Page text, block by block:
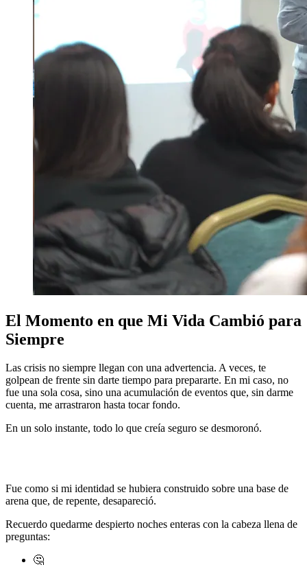
El Momento en que Mi Vida Cambió para
Siempre
Las crisis no siempre llegan con una advertencia. A veces, te
golpean de frente sin darte tiempo para prepararte. En mi caso, no
fue una sola cosa, sino una acumulación de eventos que, sin darme
cuenta, me arrastraron hasta tocar fondo.
En un solo instante, todo lo que creía seguro se desmoronó.
Fue como si mi identidad se hubiera construido sobre una base de
arena que, de repente, desapareció.
Recuerdo quedarme despierto noches enteras con la cabeza llena de
preguntas:
🤔